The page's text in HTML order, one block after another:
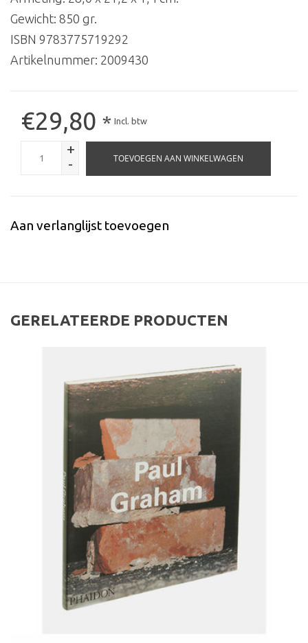
Gewicht: 850 gr.
ISBN 9783775719292
Artikelnummer: 2009430
€29,80 * Incl. btw
+
-
TOEVOEGEN AAN WINKELWAGEN
Aan verlanglijst toevoegen
GERELATEERDE PRODUCTEN